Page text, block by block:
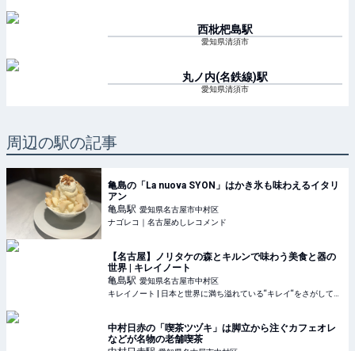
西枇杷島駅
愛知県清須市
丸ノ内(名鉄線)駅
愛知県清須市
周辺の駅の記事
亀島の「La nuova SYON」はかき氷も味わえるイタリ
アン
亀島駅 愛知県名古屋市中村区
ナゴレコ｜名古屋めしレコメンド
【名古屋】ノリタケの森とキルンで味わう美食と器の
世界 | キレイノート
亀島駅 愛知県名古屋市中村区
中村日赤の「喫茶ツヅキ」は脚立から注ぐカフェオレ
などが名物の老舗喫茶